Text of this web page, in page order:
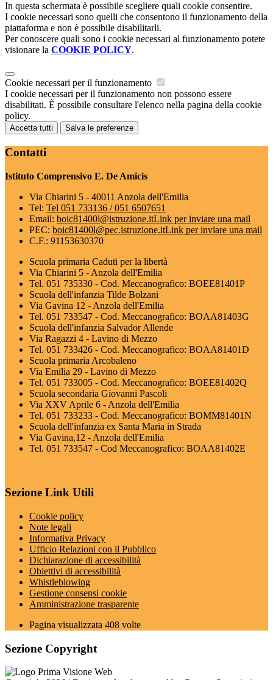
In questa schermata è possibile scegliere quali cookie consentire.
I cookie necessari sono quelli che consentono il funzionamento della
piattaforma e non è possibile disabilitarli.
Per conoscere quali sono i cookie necessari al funzionamento potete
visionare la COOKIE POLICY.
Cookie necessari per il funzionamento
I cookie necessari per il funzionamento non possono essere
disabilitati. È possibile consultare l'elenco nella pagina della cookie
policy.
Accetta tutti Salva le preferenze
Contatti
Istituto Comprensivo E. De Amicis
Via Chiarini 5 - 40011 Anzola dell'Emilia
Tel: Tel 051 733136 / 051 6507651
Email: boic81400l@istruzione.itLink per inviare una mail
PEC: boic81400l@pec.istruzione.itLink per inviare una mail
C.F.: 91153630370
Scuola primaria Caduti per la libertà
Via Chiarini 5 - Anzola dell'Emilia
Tel. 051 735330 - Cod. Meccanografico: BOEE81401P
Scuola dell'infanzia Tilde Bolzani
Via Gavina 12 - Anzola dell'Emilia
Tel. 051 733547 - Cod. Meccanografico: BOAA81403G
Scuola dell'infanzia Salvador Allende
Via Ragazzi 4 - Lavino di Mezzo
Tel. 051 733426 - Cod. Meccanografico: BOAA81401D
Scuola primaria Arcobaleno
Via Emilia 29 - Lavino di Mezzo
Tel. 051 733005 - Cod. Meccanografico: BOEE81402Q
Scuola secondaria Giovanni Pascoli
Via XXV Aprile 6 - Anzola dell'Emilia
Tel. 051 733233 - Cod. Meccanografico: BOMM81401N
Scuola dell'infanzia ex Santa Maria in Strada
Via Gavina,12 - Anzola dell'Emilia
Tel. 051 733547 - Cod Meccanografico: BOAA81402E
Sezione Link Utili
Cookie policy
Note legali
Informativa Privacy
Ufficio Relazioni con il Pubblico
Dichiarazione di accessibilità
Obiettivi di accessibilità
Whistleblowing
Gestione consensi cookie
Amministrazione trasparente
Pagina visualizzata 408 volte
Sezione Copyright